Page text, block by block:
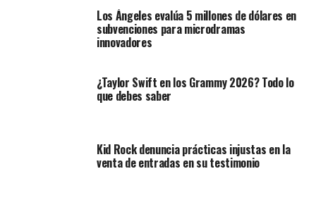
Los Ángeles evalúa 5 millones de dólares en
subvenciones para microdramas
innovadores
¿Taylor Swift en los Grammy 2026? Todo lo
que debes saber
Kid Rock denuncia prácticas injustas en la
venta de entradas en su testimonio